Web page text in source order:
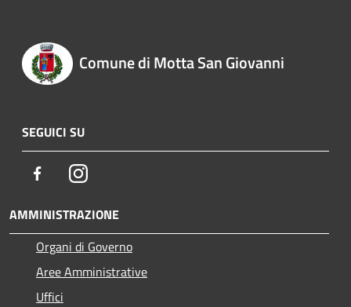
Comune di Motta San Giovanni
SEGUICI SU
FacebookInstagram
AMMINISTRAZIONE
Organi di Governo
Aree Amministrative
Uffici